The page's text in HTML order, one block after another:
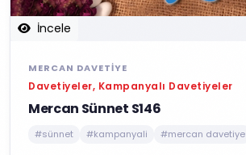
İncele
MERCAN DAVETIYE
Davetiyeler, Kampanyalı Davetiyeler
Mercan Sünnet S146
#sünnet #kampanyali #mercan davetiye